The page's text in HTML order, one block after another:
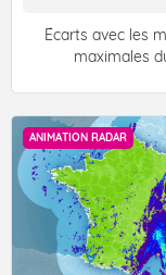
Écarts avec les
maximales
ANIMATION RADAR